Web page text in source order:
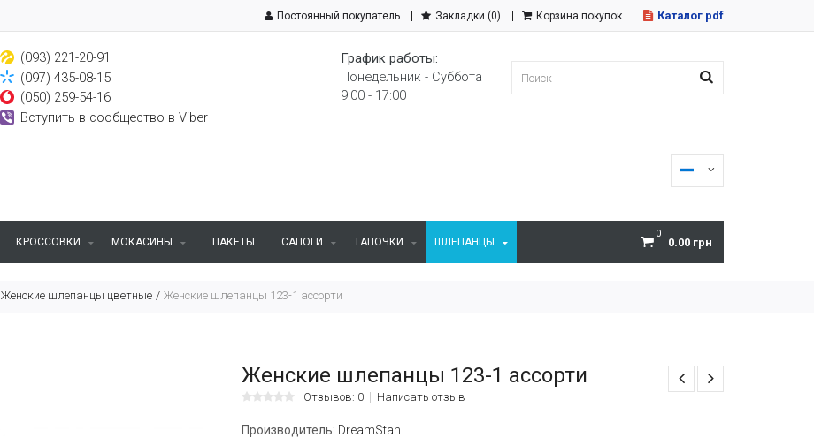
Постоянный покупатель Закладки (0) Корзина покупок Каталог pdf
(093) 221-20-91
(097) 435-08-15
(050) 259-54-16
Вступить в сообщество в Viber
График работы:
Понедельник - Суббота
9:00 - 17:00
0
0.00 грн
КРОССОВКИ МОКАСИНЫ ПАКЕТЫ САПОГИ ТАПОЧКИ ШЛЕПАНЦЫ
Женские шлепанцы цветные Женские шлепанцы 123-1 ассорти
Женские шлепанцы 123-1 ассорти
Отзывов: 0 Написать отзыв
Производитель: DreamStan